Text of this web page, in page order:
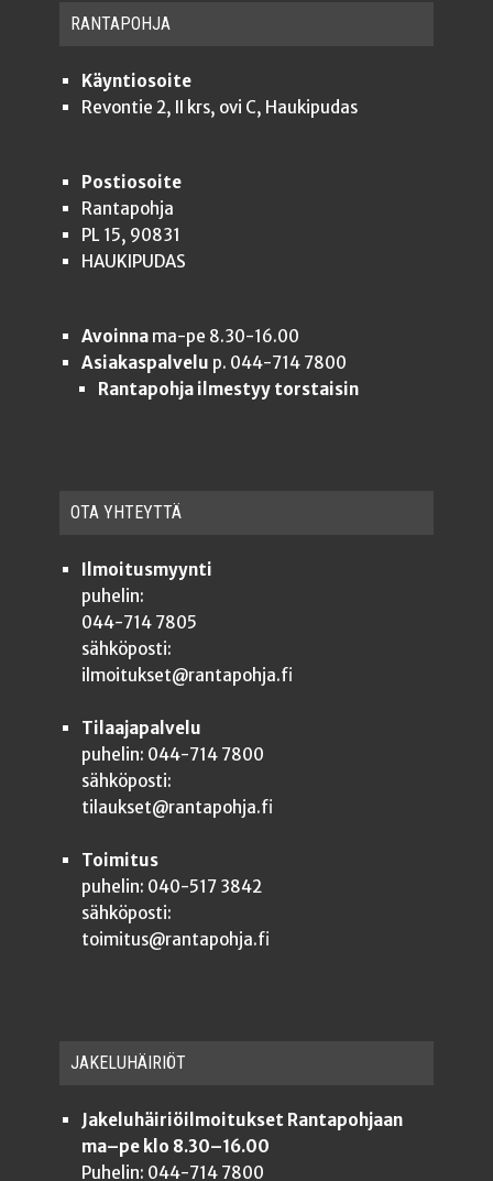
RAN­TA­POH­JA
Käyntiosoite
Revontie 2, II krs, ovi C, Haukipudas
Postiosoite
Rantapohja
PL 15, 90831
HAUKIPUDAS
Avoinnama-pe 8.30-16.00
Asiakaspalvelu p. 044-714 7800
Rantapohja ilmestyy torstaisin
OTA YHTEYT­TÄ
Ilmoitusmyynti
puhelin:
044-714 7805
sähköposti:
ilmoitukset@rantapohja.fi
Tilaajapalvelu
puhelin: 044-714 7800
sähköposti:
tilaukset@rantapohja.fi
Toimitus
puhelin: 040-517 3842
sähköposti:
toimitus@rantapohja.fi
JAKE­LU­HÄI­RIÖT
Jakeluhäiriöilmoitukset Rantapohjaan
ma–pe klo 8.30–16.00
Puhelin: 044-714 7800